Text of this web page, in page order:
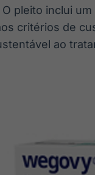
pleito inclui
critérios de
ao